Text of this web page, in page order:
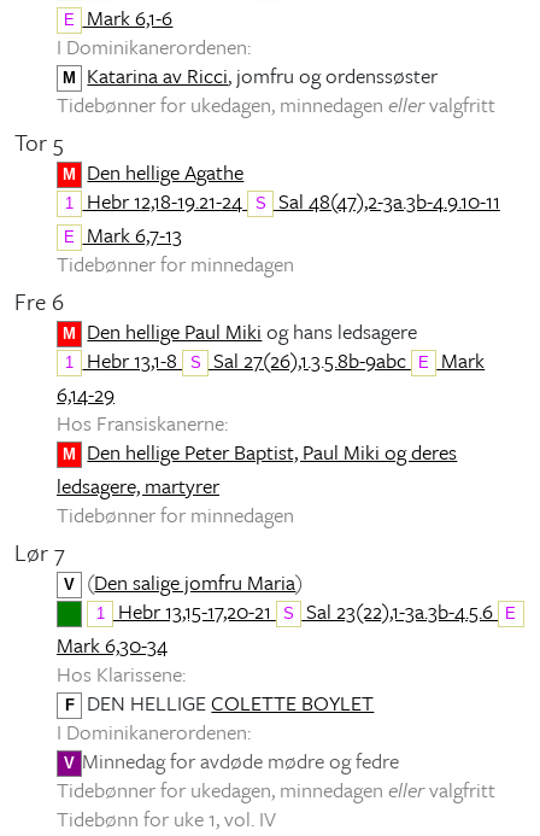
E
Mark 6,1-6
I Dominikanerordenen:
M Katarina av Ricci, jomfru og ordenssøster
Tidebønner for ukedagen, minnedagen ellervalgfritt
Tor 5
M Den hellige Agathe
1 Hebr 12,18-19.21-24 S Sal 48(47),2-3a.3b-4.9.10-11
E
Mark 6,7-13
Tidebønner for minnedagen
Fre 6
M Den hellige Paul Miki og hans ledsagere
1 Hebr 13,1-8 S Sal 27(26),1.3.5.8b-9abc E
Mark
6,14-29
Hos Fransiskanerne:
M
Den hellige Peter Baptist, Paul Miki og deres
ledsagere, martyrer
Tidebønner for minnedagen
Lør 7
V (Den salige jomfru Maria)
1 Hebr 13,15-17,20-21 S Sal 23(22),1-3a.3b-4.5.6 E
Mark 6,30-34
Hos Klarissene:
F DEN HELLIGECOLETTE BOYLET
I Dominikanerordenen:
V Minnedag for avdøde mødre og fedre
Tidebønner for ukedagen, minnedagen ellervalgfritt
Tidebønn for uke 1, vol. IV